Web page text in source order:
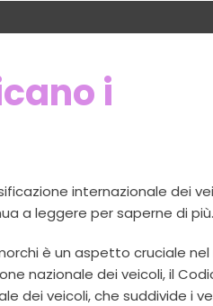
i
internazionale dei
a leggere per saperne di più.
è un aspetto cruciale
nazionale dei veicoli, il
dei veicoli, che suddivide i